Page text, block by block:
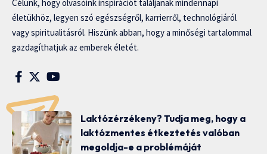
Célunk, hogy olvasóink inspirációt találjanak mindennapi
életükhöz, legyen szó egészségről, karrierről, technológiáról
vagy spiritualitásról. Hiszünk abban, hogy a minőségi tartalommal
gazdagíthatjuk az emberek életét.
Laktózérzékeny? Tudja meg, hogy a
laktózmentes étkeztetés valóban
megoldja-e a problémáját